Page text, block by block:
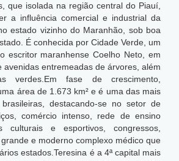
que isolada na região central do Piauí,
a influência comercial e industrial da
estado vizinho do Maranhão, sob boa
É conhecida por Cidade Verde, um
escritor maranhense Coelho Neto, em
avenidas entremeadas de árvores, além
verdes.Em fase de crescimento,
área de 1.673 km² e é uma das mais
destacando-se no setor de
comércio intenso, rede de ensino
culturais e esportivos, congressos,
e moderno complexo médico que
estados.Teresina é a 4ª capital mais